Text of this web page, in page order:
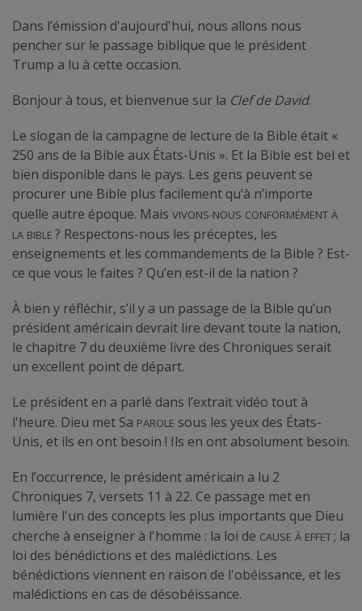
Dans l’émission d'aujourd'hui, nous allons nous
pencher sur le passage biblique que le président
Trump a lu à cette occasion.
Bonjour à tous, et bienvenue sur la Clef de David.
Le slogan de la campagne de lecture de la Bible était «
250 ans de la Bible aux États-Unis ». Et la Bible est bel et
bien disponible dans le pays. Les gens peuvent se
procurer une Bible plus facilement qu’à n’importe
quelle autre époque. Mais vivons-nous conformémentà
la Bible? Respectons-nous les préceptes, les
enseignements et les commandements de la Bible ? Est-
ce que vous le faites ? Qu’en est-il de la nation ?
À bien y réfléchir, s’il y a un passage de la Bible qu’un
président américain devrait lire devant toute la nation,
le chapitre 7 du deuxième livre des Chroniques serait
un excellent point de départ.
Le président en a parlé dans l’extrait vidéo tout à
l'heure. Dieu met Sa Parole sous les yeux des États-
Unis, et ils en ont besoin ! Ils en ont absolument besoin.
En l’occurrence, le président américain a lu 2
Chroniques 7, versets 11 à 22. Ce passage met en
lumière l'un des concepts les plus importants que Dieu
cherche à enseigner à l'homme : la loi de cause à effet; la
loi des bénédictions et des malédictions. Les
bénédictions viennent en raison de l'obéissance, et les
malédictions en cas de désobéissance.